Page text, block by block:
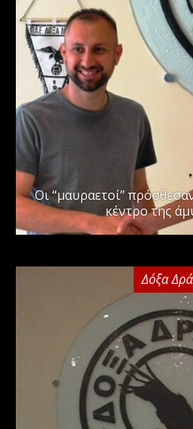
Οι “μαυραετοί”
κέντρο της
Δόξα